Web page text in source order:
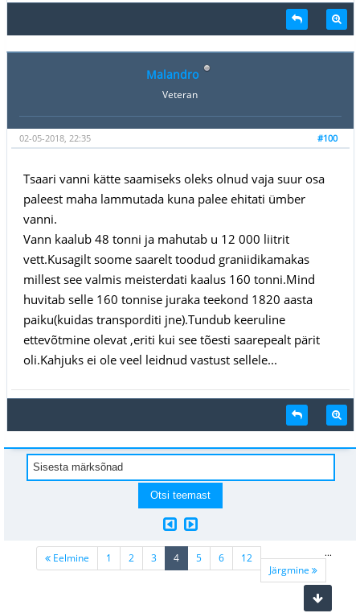
Malandro
Veteran
#100
02-05-2018, 22:35
Tsaari vanni kätte saamiseks oleks olnud vaja suur osa
paleest maha lammutada kuna palee ehitati ümber
vanni.
Vann kaalub 48 tonni ja mahutab u 12 000 liitrit
vett.Kusagilt soome saarelt toodud graniidikamakas
millest see valmis meisterdati kaalus 160 tonni.Mind
huvitab selle 160 tonnise juraka teekond 1820 aasta
paiku(kuidas transporditi jne).Tundub keeruline
ettevõtmine olevat ,eriti kui see tõesti saarepealt pärit
oli.Kahjuks ei ole veel leidnud vastust sellele...
Eelmine 1 2 3 4(current)
5 6 ...
12
Järgmine